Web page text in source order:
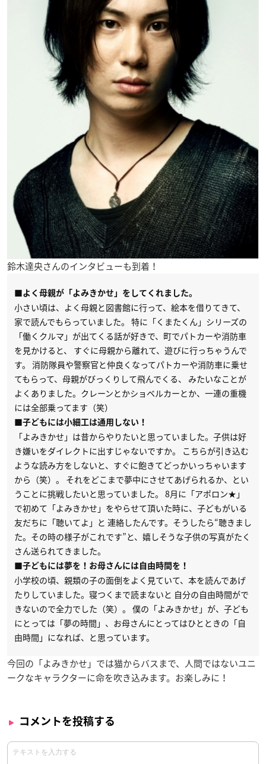
鈴木達央さんのインタビューも到着！
■よく母親が「よみきかせ」をしてくれました。
小さい頃は、よく母親と図書館に行って、絵本を借りてきて、
家で読んでもらっていました。 特に「くまたくん」シリーズの
「働くクルマ」が出てくる話が好きで、町でパトカーや消防車
を見かけると、 すぐに母親から離れて、遊びに行っちゃうんで
す。 消防隊員や警察官と仲良くなってパトカーや消防車に乗せ
てもらって、母親がびっくりして飛んでくる、 みたいなことが
よくありました。クレーンとかショベルカーとか、一連の重機
には全部乗ってます（笑）
■子どもには小細工は通用しない！
「よみきかせ」は昔からやりたいと思っていました。子供は好
き嫌いをダイレクトに出すじゃないですか。 こちらが引き込む
ような読み方をしないと、すぐに飽きてどっかいっちゃいます
から（笑）。 それをどこまで夢中にさせてあげられるか、とい
うことに挑戦したいと思っていました。 8月に「アポロン★」
で初めて「よみきかせ」をやらせて頂いた時に、子どもがいる
友だちに「聴いてよ」と 連絡したんです。そうしたら“聴きまし
た。その時の様子がこれです”と、嬉しそうな子供の写真がたく
さん送られてきました。
■子どもには夢を！お母さんには自由時間を！
小学校の頃、親類の子の面倒をよく見ていて、本を読んであげ
たりしていました。寝つくまで読まないと 自分の自由時間がで
きないので全力でした（笑）。 僕の「よみきかせ」が、子ども
にとっては「夢の時間」、お母さんにとってはひとときの「自
由時間」になれば、と思っています。
今回の「よみきかせ」では猫からバスまで、人間ではないユニ
ークなキャラクターに命を吹き込みます。お楽しみに！
コメントを投稿する